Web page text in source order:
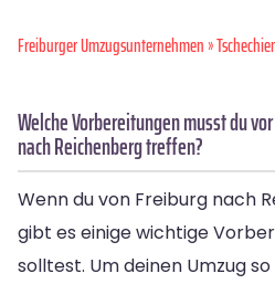
Freiburger Umzugsunternehmen»
Welche Vorbereitungen musst du
nach Reichenberg treffen?
Wenn du von Freiburg nach
gibt es einige wichtige
solltest. Um deinen Umzug